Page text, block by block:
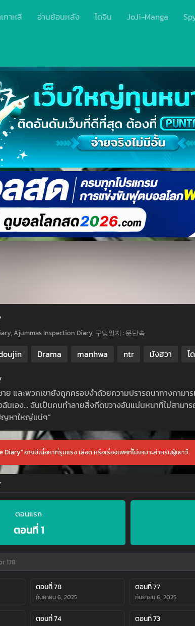
กาหลี อ่านย้อนหลัง โดจิน JoJi-Manga
Ajummas Inspection Diary, 구멍일지 : 문단속
Drama manhwa ntr มังฮวา โ
ย และพวกเขายังถูกครอบงำด้วยความปรารถนาทางก
นเอง… ฉันเป็นคนทำลายสิ่งกีดขวางอันแน่นหนาที่ไม่สามาร
หาใหญ่แน่ๆ”
อาจมีเนื้อหาที่รุนแรง เลือด หรือเรื่องเพศที่ไม่เหมาะสำหรับผู้เยาว์
ตอนแรก
ตอนที่ 1
ตอนที่ 78
กันยายน 6, 2025
ตอนที่ 77
กันยายน 6, 2025
ตอนที่ 74 ตอนที่ 73